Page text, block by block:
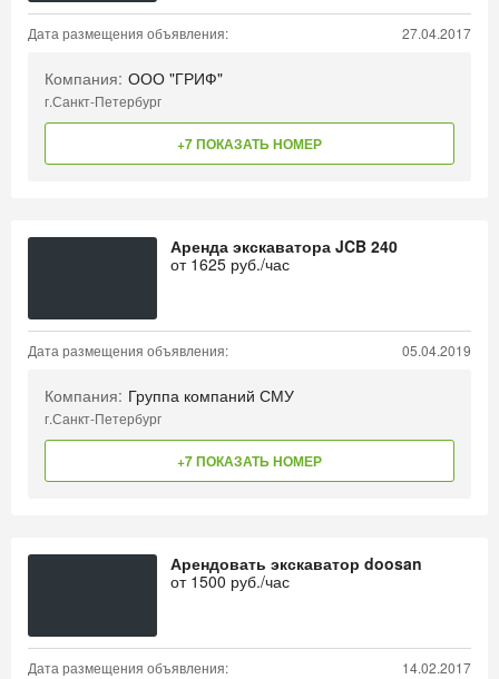
Дата размещения объявления: 27.04.2017
Компания: ООО "ГРИФ"
г.Санкт-Петербург
+7 ПОКАЗАТЬ НОМЕР
Аренда экскаватора JCB 240
от 1625 руб./час
Дата размещения объявления: 05.04.2019
Компания: Группа компаний СМУ
г.Санкт-Петербург
+7 ПОКАЗАТЬ НОМЕР
Арендовать экскаватор doosan
от 1500 руб./час
Дата размещения объявления: 14.02.2017